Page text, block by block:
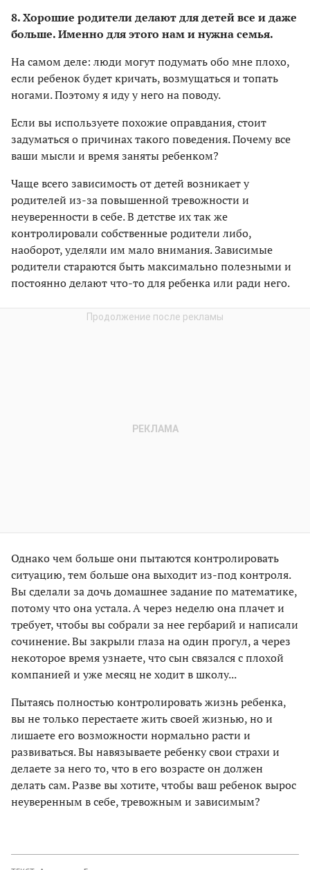
8. Хорошие родители делают для детей все и даже
больше. Именно для этого нам и нужна семья.
На самом деле: люди могут подумать обо мне плохо,
если ребенок будет кричать, возмущаться и топать
ногами. Поэтому я иду у него на поводу.
Если вы используете похожие оправдания, стоит
задуматься о причинах такого поведения. Почему все
ваши мысли и время заняты ребенком?
Чаще всего зависимость от детей возникает у
родителей из-за повышенной тревожности и
неуверенности в себе. В детстве их так же
контролировали собственные родители либо,
наоборот, уделяли им мало внимания. Зависимые
родители стараются быть максимально полезными и
постоянно делают что-то для ребенка или ради него.
Однако чем больше они пытаются контролировать
ситуацию, тем больше она выходит из-под контроля.
Вы сделали за дочь домашнее задание по математике,
потому что она устала. А через неделю она плачет и
требует, чтобы вы собрали за нее гербарий и написали
сочинение. Вы закрыли глаза на один прогул, а через
некоторое время узнаете, что сын связался с плохой
компанией и уже месяц не ходит в школу...
Пытаясь полностью контролировать жизнь ребенка,
вы не только перестаете жить своей жизнью, но и
лишаете его возможности нормально расти и
развиваться. Вы навязываете ребенку свои страхи и
делаете за него то, что в его возрасте он должен
делать сам. Разве вы хотите, чтобы ваш ребенок вырос
неуверенным в себе, тревожным и зависимым?